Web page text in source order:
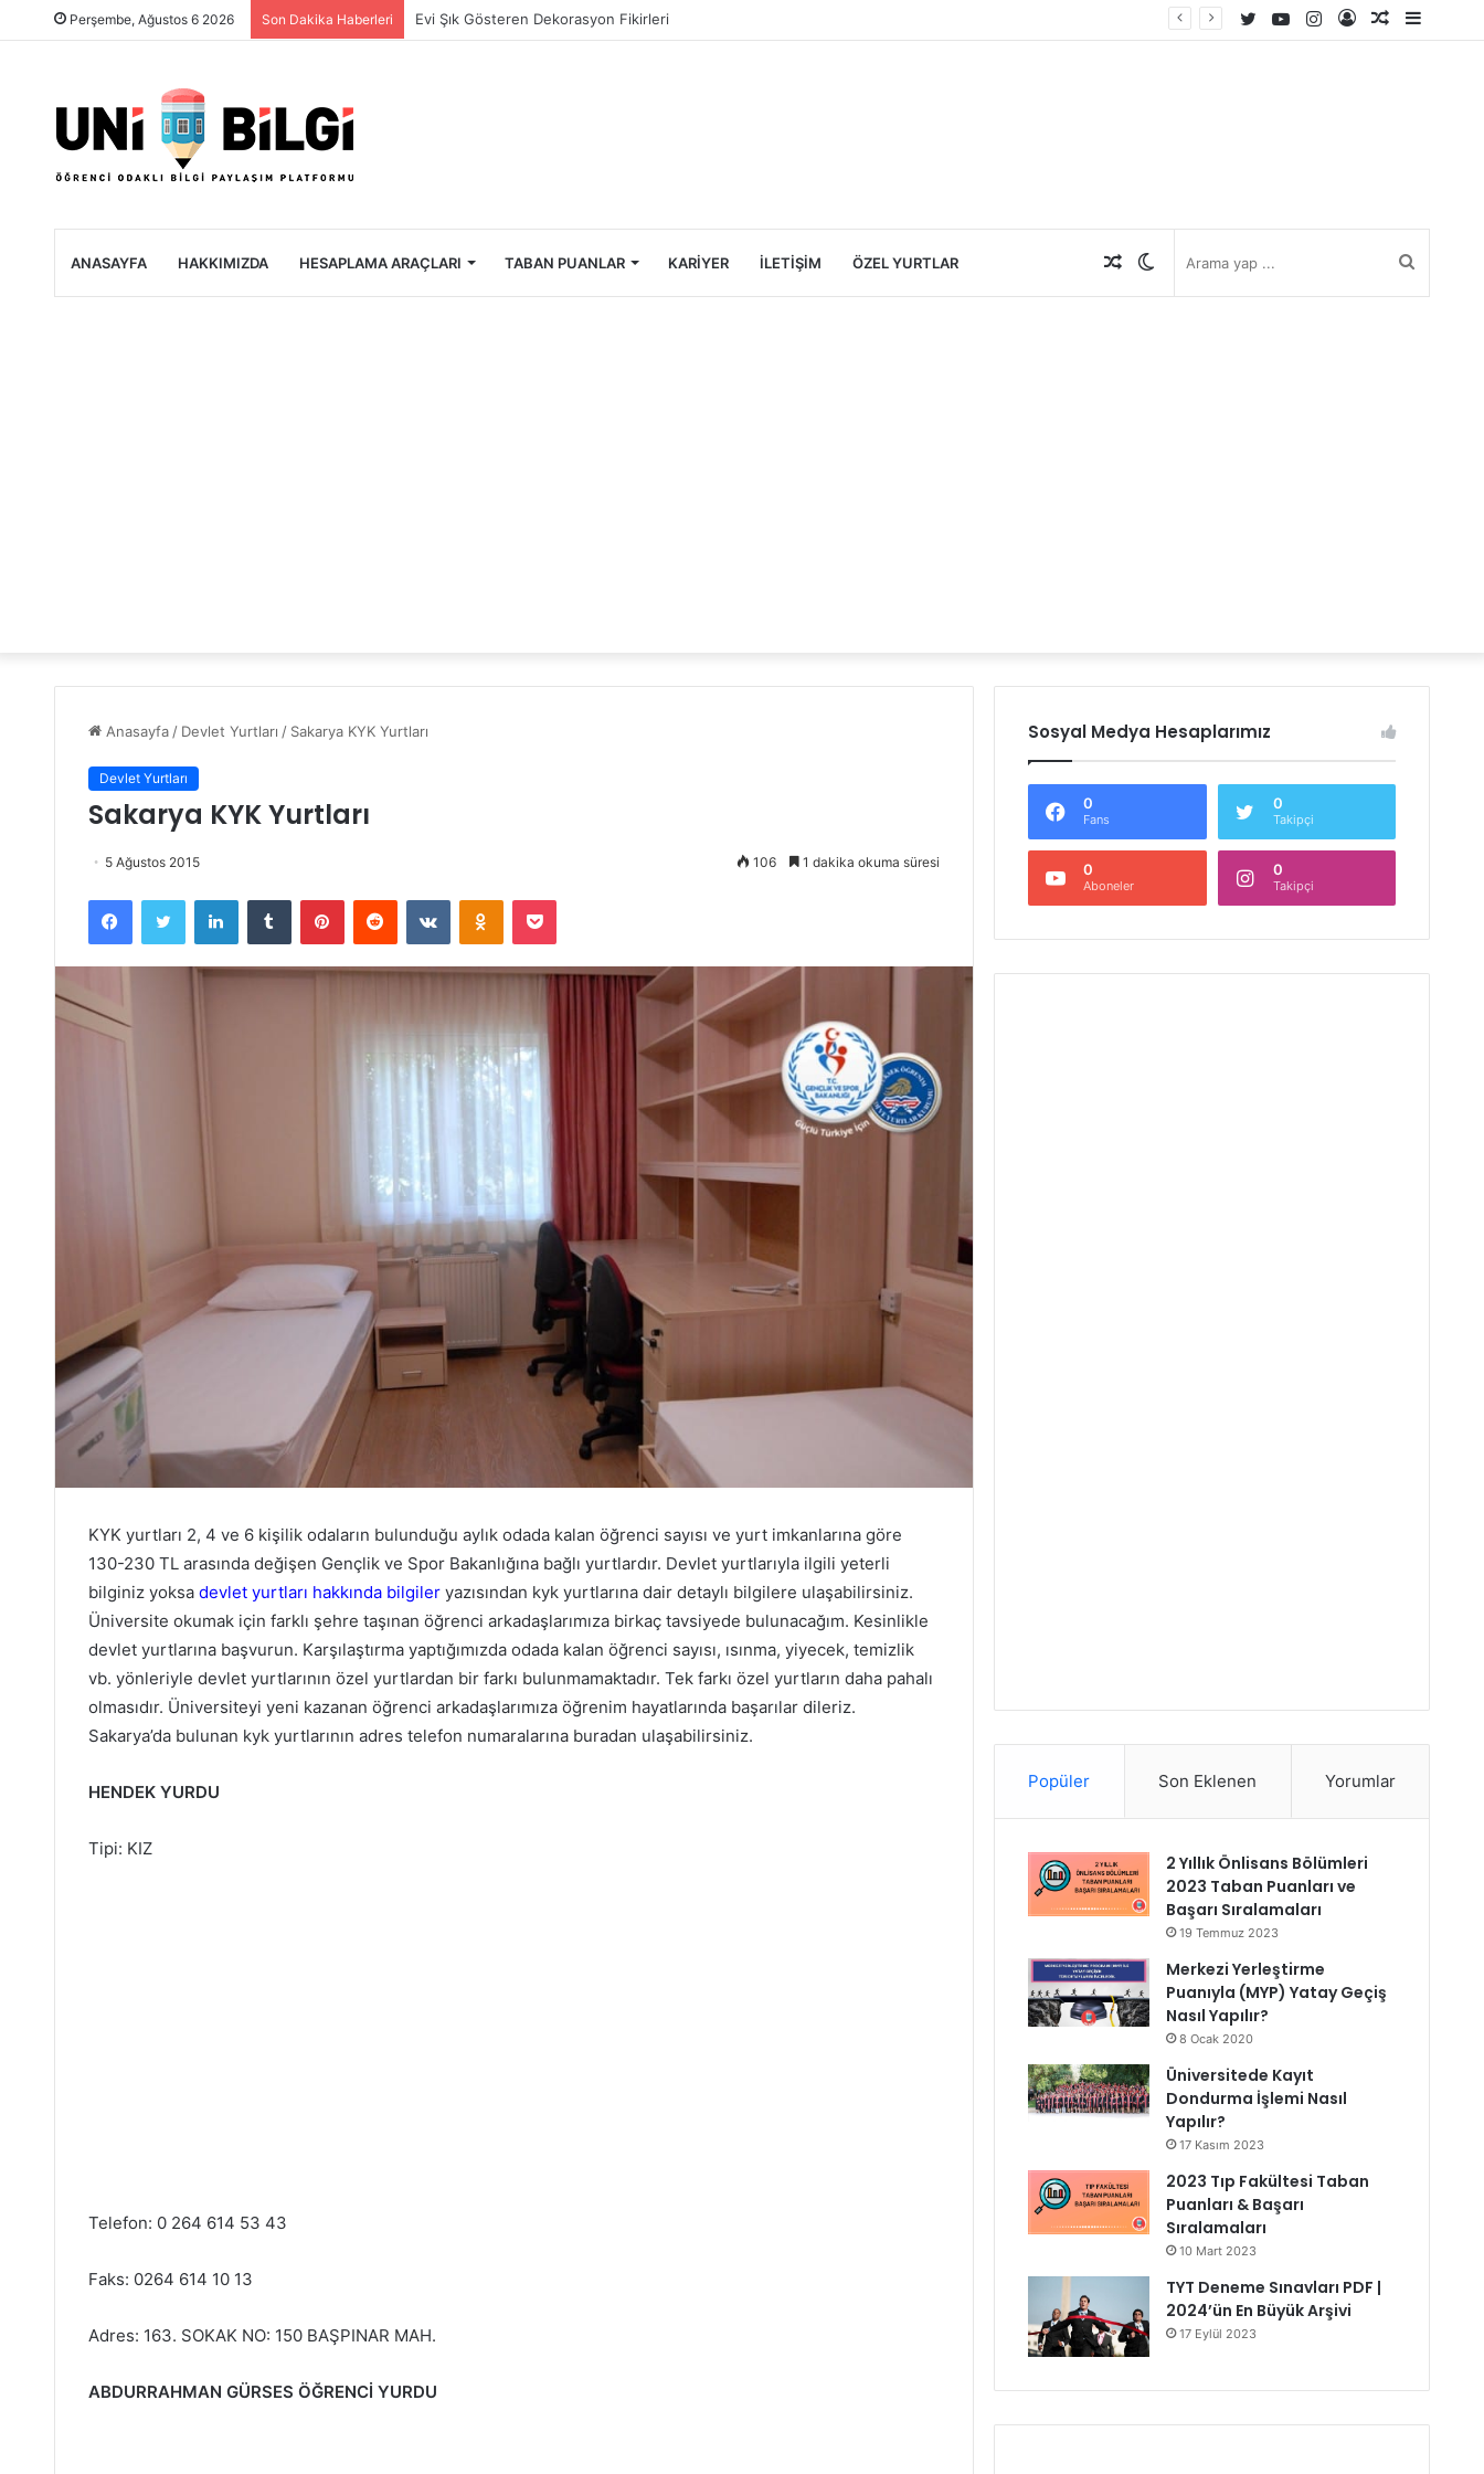
Perşembe, Ağustos 6 2026 Son Dakika Haberleri Üniversite Öğrencileri İçin Ekonomik Tatil Rehberi
Rastgele
Kayıt
Instagram
YouTube
Twitter
ANASAYFA HAKKIMIZDA HESAPLAMA ARAÇLARI TABAN PUANLAR KARIYER İLETIŞIM ÖZEL YURTLAR Rastgele
Anasayfa / Devlet Yurtları / Sakarya KYK Yurtları
Devlet Yurtları
Sakarya KYK Yurtları
5 Ağustos 2015 106 1 dakika okuma süresi
Facebook Twitter LinkedIn Tumblr Pinterest Reddit VKontakte Odnoklassniki Pocket
KYK yurtları 2, 4 ve 6 kişilik odaların bulunduğu aylık odada kalan öğrenci sayısı ve yurt imkanlarına göre
130-230 TL arasında değişen Gençlik ve Spor Bakanlığına bağlı yurtlardır. Devlet yurtlarıyla ilgili yeterli
bilginiz yoksa devlet yurtları hakkında bilgileryazısından kyk yurtlarına dair detaylı bilgilere ulaşabilirsiniz.
Üniversite okumak için farklı şehre taşınan öğrenci arkadaşlarımıza birkaç tavsiyede bulunacağım. Kesinlikle
devlet yurtlarına başvurun. Karşılaştırma yaptığımızda odada kalan öğrenci sayısı, ısınma, yiyecek, temizlik
vb. yönleriyle devlet yurtlarının özel yurtlardan bir farkı bulunmamaktadır. Tek farkı özel yurtların daha pahalı
olmasıdır. Üniversiteyi yeni kazanan öğrenci arkadaşlarımıza öğrenim hayatlarında başarılar dileriz.
Sakarya’da bulunan kyk yurtlarının adres telefon numaralarına buradan ulaşabilirsiniz.
HENDEK YURDU
Tipi: KIZ
Telefon: 0 264 614 53 43
Faks: 0264 614 10 13
Adres: 163. SOKAK NO: 150 BAŞPINAR MAH.
ABDURRAHMAN GÜRSES ÖĞRENCİ YURDU
Sosyal Medya Hesaplarımız
0
Fans
0
Takipçi
0
Aboneler
0
Takipçi
Popüler Son Eklenen Yorumlar
2 Yıllık Önlisans Bölümleri
2023 Taban Puanları ve
Başarı Sıralamaları
19 Temmuz 2023
Merkezi Yerleştirme
Puanıyla (MYP) Yatay Geçiş
Nasıl Yapılır?
8 Ocak 2020
Üniversitede Kayıt
Dondurma İşlemi Nasıl
Yapılır?
17 Kasım 2023
2023 Tıp Fakültesi Taban
Puanları & Başarı
Sıralamaları
10 Mart 2023
TYT Deneme Sınavları PDF |
2024’ün En Büyük Arşivi
17 Eylül 2023